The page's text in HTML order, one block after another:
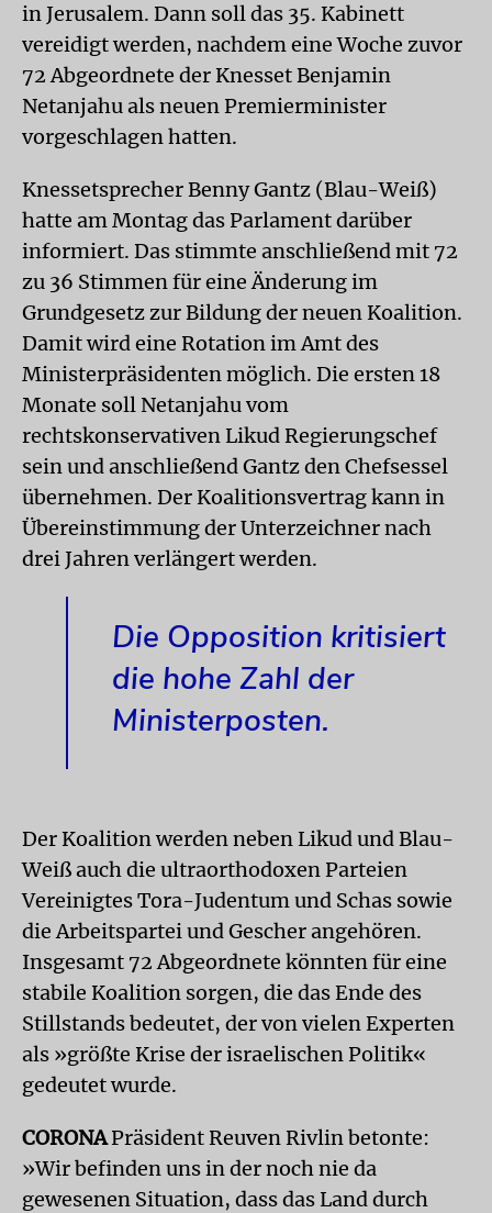
in Jerusalem. Dann soll das 35. Kabinett
vereidigt werden, nachdem eine Woche zuvor
72 Abgeordnete der Knesset Benjamin
Netanjahu als neuen Premierminister
vorgeschlagen hatten.
Knessetsprecher Benny Gantz (Blau-Weiß)
hatte am Montag das Parlament darüber
informiert. Das stimmte anschließend mit 72
zu 36 Stimmen für eine Änderung im
Grundgesetz zur Bildung der neuen Koalition.
Damit wird eine Rotation im Amt des
Ministerpräsidenten möglich. Die ersten 18
Monate soll Netanjahu vom
rechtskonservativen Likud Regierungschef
sein und anschließend Gantz den Chefsessel
übernehmen. Der Koalitionsvertrag kann in
Übereinstimmung der Unterzeichner nach
drei Jahren verlängert werden.
Die Opposition kritisiert
die hohe Zahl der
Ministerposten.
Der Koalition werden neben Likud und Blau-
Weiß auch die ultraorthodoxen Parteien
Vereinigtes Tora-Judentum und Schas sowie
die Arbeitspartei und Gescher angehören.
Insgesamt 72 Abgeordnete könnten für eine
stabile Koalition sorgen, die das Ende des
Stillstands bedeutet, der von vielen Experten
als »größte Krise der israelischen Politik«
gedeutet wurde.
CORONAPräsident Reuven Rivlin betonte:
»Wir befinden uns in der noch nie da
gewesenen Situation, dass das Land durch